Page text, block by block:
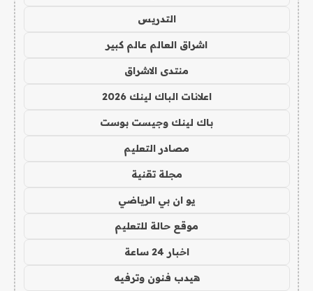
التدريس
اشراق العالم عالم كبير
منتدى الاشراق
اعلانات الباك لينك 2026
باك لينك وجيست بوست
مصادر التعليم
مجلة تقنية
يو ان بي الرياضي
موقع حالة للتعليم
اخبار 24 ساعة
هيدب فنون وترفيه